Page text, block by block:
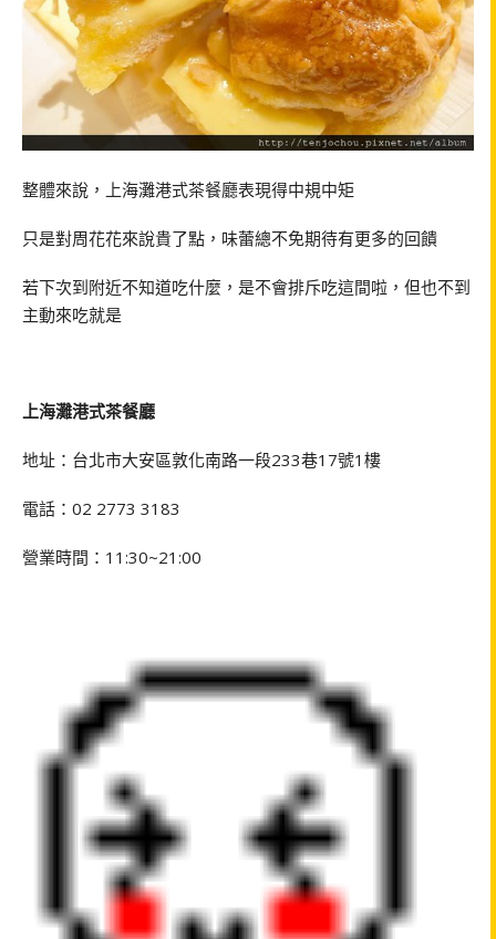
整體來說，上海灘港式茶餐廳表現得中規中矩
只是對周花花來說貴了點，味蕾總不免期待有更多的回饋
若下次到附近不知道吃什麼，是不會排斥吃這間啦，但也不到
主動來吃就是
上海灘港式茶餐廳
地址：台北市大安區敦化南路一段233巷17號1樓
電話：02 2773 3183
營業時間：11:30~21:00